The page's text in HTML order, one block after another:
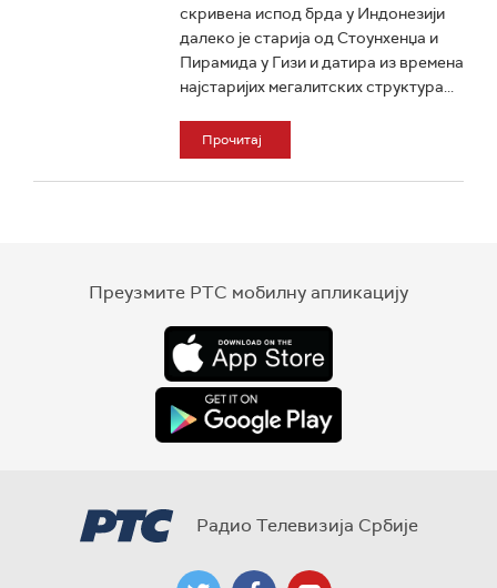
скривена испод брда у Индонезији
далеко је старија од Стоунхенџа и
Пирамида у Гизи и датира из времена
најстаријих мегалитских структура...
Прочитај
Преузмите РТС мобилну апликацију
Радио Телевизија Србије